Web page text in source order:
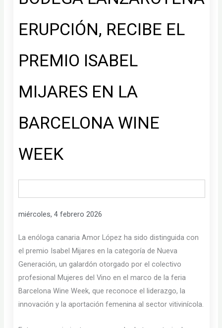
ERUPCIÓN, RECIBE EL
PREMIO ISABEL
MIJARES EN LA
BARCELONA WINE
WEEK
miércoles, 4 febrero 2026
La enóloga canaria Amor López ha sido distinguida con
el premio Isabel Mijares en la categoría de Nueva
Generación, un galardón otorgado por el colectivo
profesional Mujeres del Vino en el marco de la feria
Barcelona Wine Week, que reconoce el liderazgo, la
innovación y la aportación femenina al sector vitivinícola.